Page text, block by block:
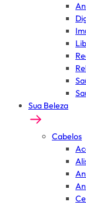
Sua Beleza
Cabelos